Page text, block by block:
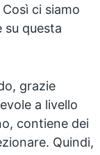
ci siamo
su questa
grazie
a livello
contiene dei
Quindi,